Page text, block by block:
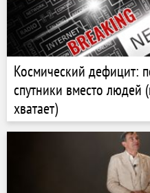
Космический дефицит:
спутники вместо людей
хватает)